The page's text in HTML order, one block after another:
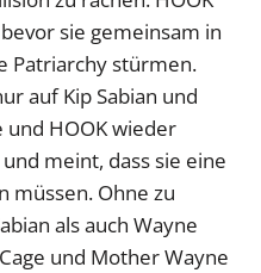
sie gemeinsam in
Patriarchy stürmen.
auf Kip Sabian und
und HOOK wieder
meint, dass sie eine
müssen. Ohne zu
als auch Wayne
und Mother Wayne